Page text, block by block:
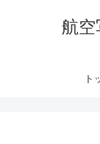
航
ト